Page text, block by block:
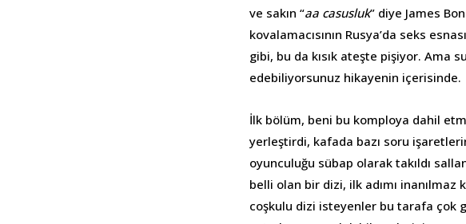
ve sakın “aa casusluk” diye James
kovalamacısının Rusya’da seks
gibi, bu da kısık ateşte pişiyor. Ama
edebiliyorsunuz hikayenin içerisinde.
İlk bölüm, beni bu komploya dahil
yerleştirdi, kafada bazı soru
oyunculuğu sübap olarak takıldı
belli olan bir dizi, ilk adımı inanılmaz
coşkulu dizi isteyenler bu tarafa çok